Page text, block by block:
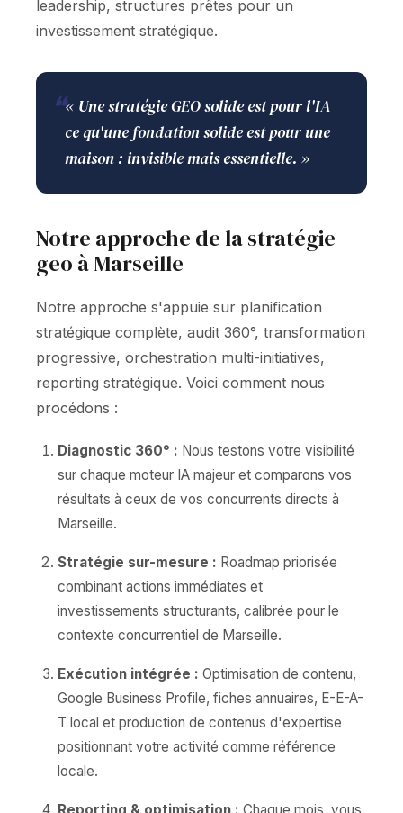
leadership, structures prêtes pour un
investissement stratégique.
❝« Une stratégie GEO solide est pour l'IA
ce qu'une fondation solide est pour une
maison : invisible mais essentielle. »
Notre approche de la stratégie
geo à Marseille
Notre approche s'appuie sur planification
stratégique complète, audit 360°, transformation
progressive, orchestration multi-initiatives,
reporting stratégique. Voici comment nous
procédons :
Diagnostic 360° : Nous testons votre visibilité
sur chaque moteur IA majeur et comparons vos
résultats à ceux de vos concurrents directs à
Marseille.
Stratégie sur-mesure : Roadmap priorisée
combinant actions immédiates et
investissements structurants, calibrée pour le
contexte concurrentiel de Marseille.
Exécution intégrée : Optimisation de contenu,
Google Business Profile, fiches annuaires, E-E-A-
T local et production de contenus d'expertise
positionnant votre activité comme référence
locale.